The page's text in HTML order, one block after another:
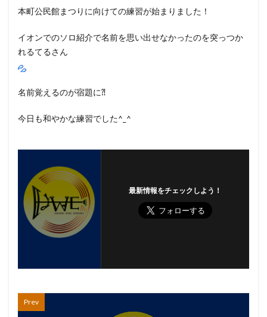
本町公民館まつりに向けての練習が始まりました！
イオンでのソロ紹介で名前を思い出せなかったのを突っつか
れるてるさん
名前覚えるのが宿題に⁈
今日も和やかな練習でした^_^
最新情報をチェックしよう！
Prev